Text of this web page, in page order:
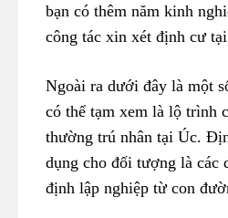
bạn có thêm năm kinh
công tác xin xét định cư
Ngoài ra dưới đây là một
có thể tạm xem là lộ trình
thường trú nhân tại Úc.
dụng cho đối tượng là các
định lập nghiệp từ con